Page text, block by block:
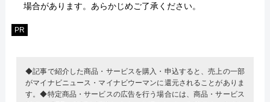
場合があります。あらかじめご了承ください。
PR
◆記事で紹介した商品・サービスを購入・申込すると、売上の一部
がマイナビニュース・マイナビウーマンに還元されることがありま
す。◆特定商品・サービスの広告を行う場合には、商品・サービス